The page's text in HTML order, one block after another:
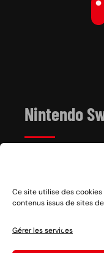
Ce site utilise des
contenus issus de sites
Gérer les services
Nintendo
Depuis 2017,
Switch 1 et 2, sortie
partages sociaux